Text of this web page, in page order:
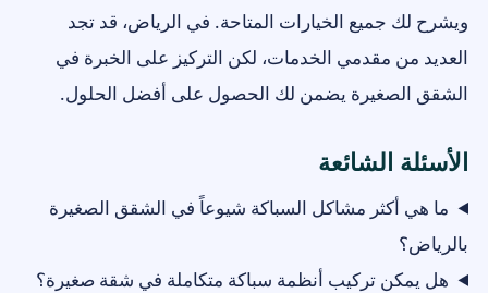
ويشرح لك جميع الخيارات المتاحة. في الرياض، قد تجد
العديد من مقدمي الخدمات، لكن التركيز على الخبرة في
الشقق الصغيرة يضمن لك الحصول على أفضل الحلول.
الأسئلة الشائعة
ما هي أكثر مشاكل السباكة شيوعاً في الشقق الصغيرة
بالرياض؟
هل يمكن تركيب أنظمة سباكة متكاملة في شقة صغيرة؟